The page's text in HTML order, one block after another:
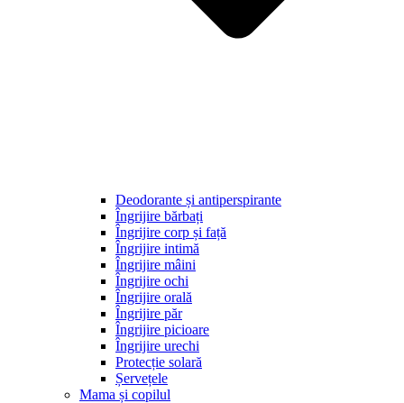
Deodorante și antiperspirante
Îngrijire bărbați
Îngrijire corp și față
Îngrijire intimă
Îngrijire mâini
Îngrijire ochi
Îngrijire orală
Îngrijire păr
Îngrijire picioare
Îngrijire urechi
Protecție solară
Șervețele
Mama și copilul